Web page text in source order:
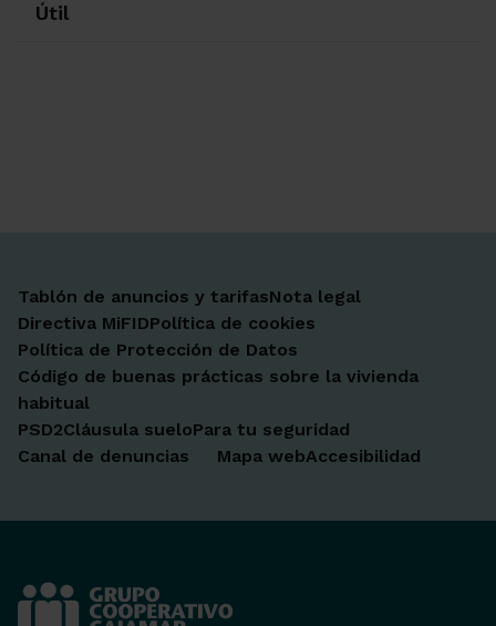
Útil
Tablón de anuncios y tarifasNota legal
Directiva MiFIDPolítica de cookies
Política de Protección de Datos
Código de buenas prácticas sobre la vivienda
habitual
PSD2Cláusula sueloPara tu seguridad
Canal de denuncias
Mapa webAccesibilidad